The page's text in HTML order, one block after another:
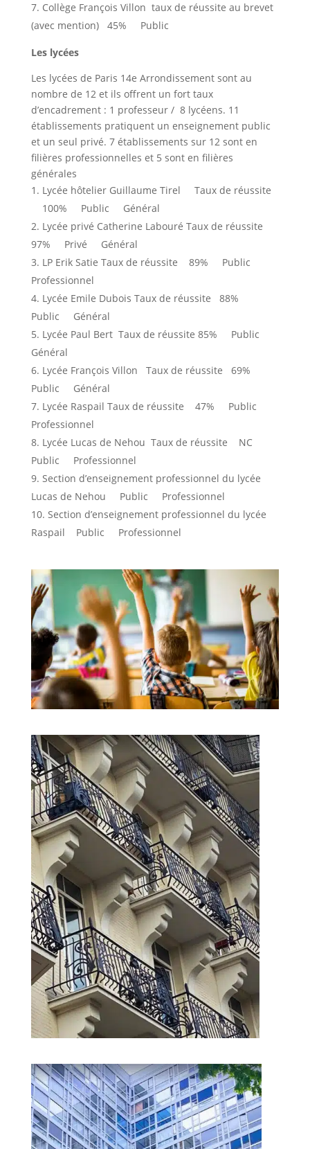
Collège François Villon taux de réussite au brevet
(avec mention) 45% Public
Les lycées
Les lycées de Paris 14e Arrondissement sont au
nombre de 12 et ils offrent un fort taux
d’encadrement : 1 professeur / 8 lycéens. 11
établissements pratiquent un enseignement public
et un seul privé. 7 établissements sur 12 sont en
filières professionnelles et 5 sont en filières
générales
Lycée hôtelier Guillaume Tirel Taux de réussite
100% Public Général
Lycée privé Catherine Labouré Taux de réussite
97% Privé Général
LP Erik Satie Taux de réussite 89% Public
Professionnel
Lycée Emile Dubois Taux de réussite 88%
Public Général
Lycée Paul Bert Taux de réussite 85% Public
Général
Lycée François Villon Taux de réussite 69%
Public Général
Lycée Raspail Taux de réussite 47% Public
Professionnel
Lycée Lucas de Nehou Taux de réussite NC
Public Professionnel
Section d’enseignement professionnel du lycée
Lucas de Nehou Public Professionnel
Section d’enseignement professionnel du lycée
Raspail Public Professionnel